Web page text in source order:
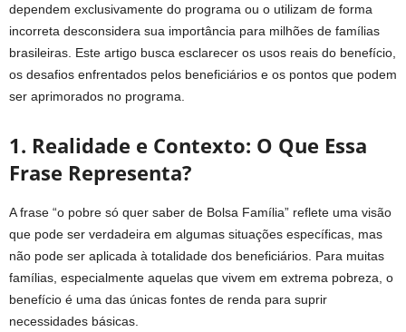
dependem exclusivamente do programa ou o utilizam de forma
incorreta desconsidera sua importância para milhões de famílias
brasileiras. Este artigo busca esclarecer os usos reais do benefício,
os desafios enfrentados pelos beneficiários e os pontos que podem
ser aprimorados no programa.
1. Realidade e Contexto: O Que Essa
Frase Representa?
A frase “o pobre só quer saber de Bolsa Família” reflete uma visão
que pode ser verdadeira em algumas situações específicas, mas
não pode ser aplicada à totalidade dos beneficiários. Para muitas
famílias, especialmente aquelas que vivem em extrema pobreza, o
benefício é uma das únicas fontes de renda para suprir
necessidades básicas.